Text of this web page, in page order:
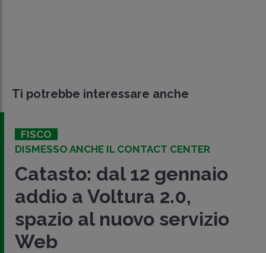
Ti potrebbe interessare anche
FISCO
DISMESSO ANCHE IL CONTACT CENTER
Catasto: dal 12 gennaio
addio a Voltura 2.0,
spazio al nuovo servizio
Web